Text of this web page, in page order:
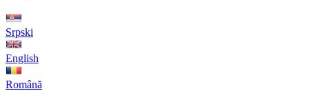
Srpski
English
Română